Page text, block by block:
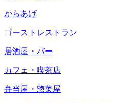
からあげ
ゴーストレストラン
居酒屋・バー
カフェ・喫茶店
弁当屋・惣菜屋